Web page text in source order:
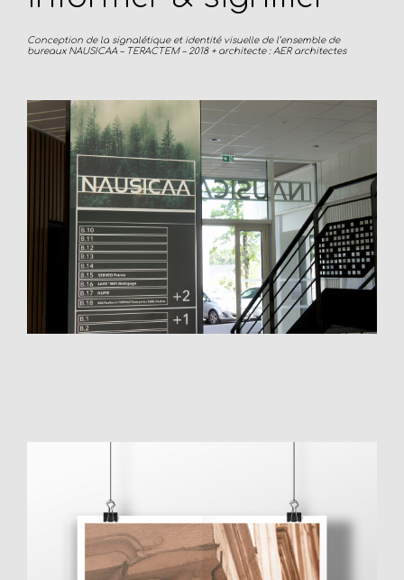
Conception de la signalétique et identité visuelle de l’ensemble de
bureaux NAUSICAA – TERACTEM – 2018 + architecte : AER architectes